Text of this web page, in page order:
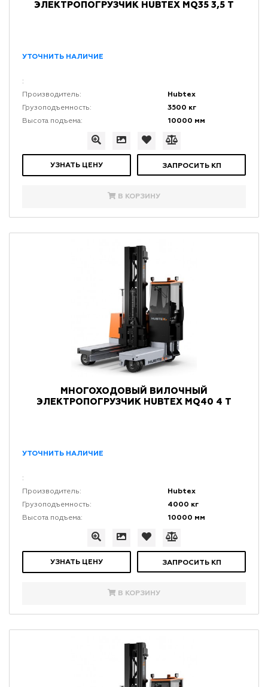
ЭЛЕКТРОПОГРУЗЧИК HUBTEX MQ35 3,5 Т
УТОЧНИТЬ НАЛИЧИЕ
:
Производитель:
Hubtex
Грузоподъемность: 3500 кг
Высота подъема: 10000 мм
УЗНАТЬ ЦЕНУ ЗАПРОСИТЬ КП
В КОРЗИНУ
МНОГОХОДОВЫЙ ВИЛОЧНЫЙ
ЭЛЕКТРОПОГРУЗЧИК HUBTEX MQ40 4 Т
УТОЧНИТЬ НАЛИЧИЕ
:
Производитель:
Hubtex
Грузоподъемность: 4000 кг
Высота подъема: 10000 мм
УЗНАТЬ ЦЕНУ ЗАПРОСИТЬ КП
В КОРЗИНУ